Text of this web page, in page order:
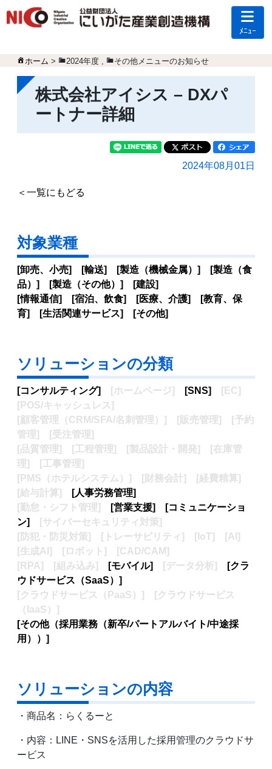
ﾒﾆｭｰ
ホーム > 2024年度 , その他メニューのお知らせ
株式会社アイシス – DXパ
ートナー詳細
2024年08月01日
＜一覧にもどる
対象業種
[卸売、小売] [輸送] [製造（機械金属）] [製造（食
品）] [製造（その他）] [建設]
[情報通信] [宿泊、飲食] [医療、介護] [教育、保
育] [生活関連サービス] [その他]
ソリューションの分類
[コンサルティング] [ホームページ] [SNS]
[EC]
[POS/キャッシュレス]
[顧客管理（CRM/SFA/名刺管理）] [販売管理] [予約
管理] [受注管理]
[品質管理] [工程管理] [製品設計・開発] [在庫管
理] [工事管理]
[PMS（ホテルシステム）] [財務会計] [経費精算]
[給与計算]
[人事労務管理]
[勤怠・シフト管理]
[営業支援]
[コミュニケーショ
ン]
[サイバーセキュリティ対策]
[防犯・防災対策] [トレーサビリティ] [IoT] [AI]
[生成AI] [ロボット] [CAD/CAM]
[RPA] [組み込み]
[モバイル] [データ分析]
[クラ
ウドサービス（SaaS）]
[クラウドサービス（PaaS）] [クラウドサービス
（IaaS）]
[その他（採用業務（新卒/パートアルバイト/中途採
用））]
ソリューションの内容
・商品名：らくるーと
・内容：LINE・SNSを活用した採用管理のクラウドサ
ービス